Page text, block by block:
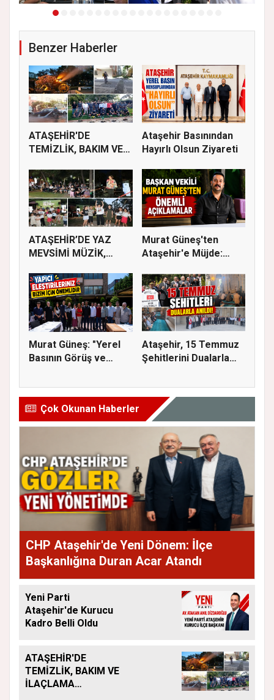
Benzer Haberler
ATAŞEHİR'DE
TEMİZLİK, BAKIM VE
Ataşehir Basınından
Hayırlı Olsun Ziyareti
ATAŞEHİR’DE YAZ
MEVSİMİ MÜZİK,
Murat Güneş'ten
Ataşehir'e Müjde:
Murat Güneş: "Yerel
Basının Görüş ve
Ataşehir, 15 Temmuz
Şehitlerini Dualarla
Çok Okunan Haberler
CHP Ataşehir'de Yeni Dönem: İlçe
Başkanlığına Duran Acar Atandı
Yeni Parti
Ataşehir'de Kurucu
Kadro Belli Oldu
ATAŞEHİR'DE
TEMİZLİK, BAKIM VE
İLAÇLAMA